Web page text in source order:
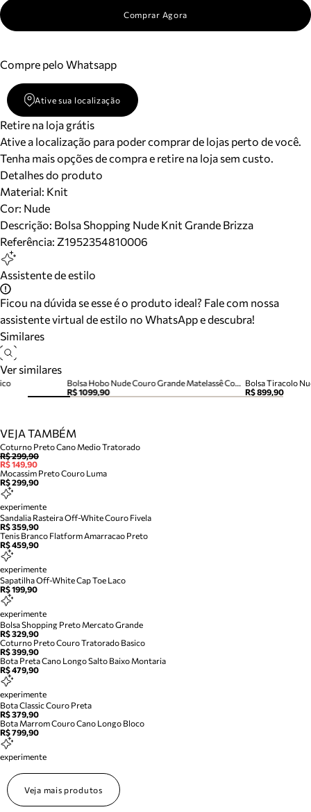
Comprar Agora
Compre pelo Whatsapp
Ative sua localização
Retire na loja grátis
Ative a localização para poder comprar de lojas perto de você.
Tenha mais opções de compra e retire na loja sem custo.
Detalhes do produto
Material: Knit
Cor: Nude
Descrição: Bolsa Shopping Nude Knit Grande Brizza
Referência: Z1952354810006
Assistente de estilo
Ficou na dúvida se esse é o produto ideal? Fale com nossa
assistente virtual de estilo no WhatsApp e descubra!
Similares
Ver similares
Bolsa Hobo Nude Couro Grande Matelassê Corrente
R$ 1099,90
Bolsa Tiracolo
R$ 899,90
VEJA TAMBÉM
Coturno Preto Cano Medio Tratorado
R$ 299,90
R$ 149,90
Mocassim Preto Couro Luma
R$ 299,90
experimente
Sandalia Rasteira Off-White Couro Fivela
R$ 359,90
Tenis Branco Flatform Amarracao Preto
R$ 459,90
experimente
Sapatilha Off-White Cap Toe Laco
R$ 199,90
experimente
Bolsa Shopping Preto Mercato Grande
R$ 329,90
Coturno Preto Couro Tratorado Basico
R$ 399,90
Bota Preta Cano Longo Salto Baixo Montaria
R$ 479,90
experimente
Bota Classic Couro Preta
R$ 379,90
Bota Marrom Couro Cano Longo Bloco
R$ 799,90
experimente
Veja mais produtos